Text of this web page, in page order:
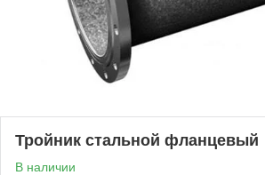
Тройник стальной фланцевый
В наличии